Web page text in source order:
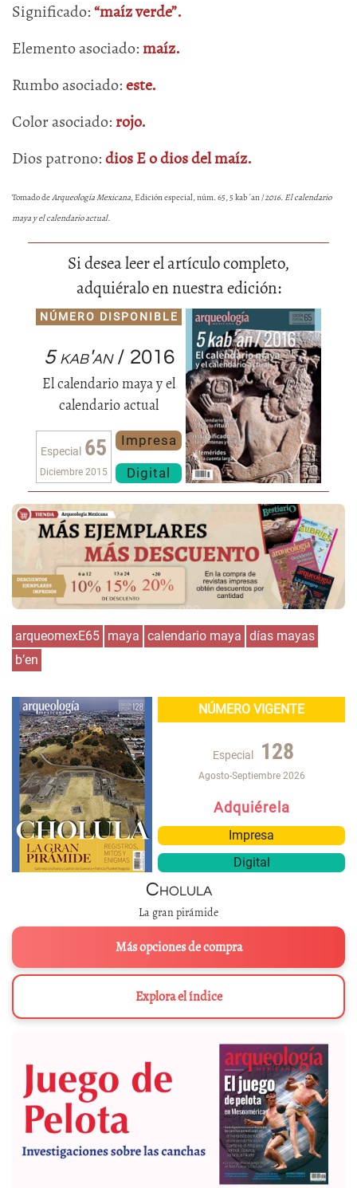
Significado:“maíz verde”.
Elemento asociado:maíz.
Rumbo asociado:este.
Color asociado: rojo.
Dios patrono:dios E o dios del maíz.
Tomado deArqueología Mexicana, Edición especial, núm. 65, 5 kab´an /2016. El calendario
maya y el calendario actual.
Si desea leer el artículo completo,
adquiéralo en nuestra edición:
NÚMERO DISPONIBLE
5 kab'an/ 2016
El calendario maya y el
calendario actual
Especial 65
Diciembre 2015
Impresa
Digital
arqueomexE65 maya calendario maya días mayas
b’en
NÚMERO VIGENTE
Especial 128
Agosto-Septiembre 2026
Adquiérela
Impresa
Digital
Cholula
La gran pirámide
Más opciones de compra
Explora el índice